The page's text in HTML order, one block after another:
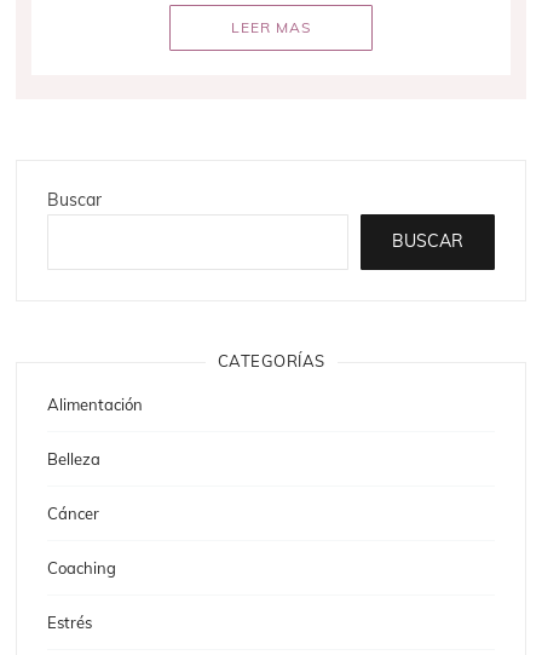
LEER MAS
Buscar
BUSCAR
CATEGORÍAS
Alimentación
Belleza
Cáncer
Coaching
Estrés